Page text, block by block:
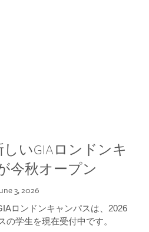
いGIAロンドンキ
今秋オープン
3, 2026
ロンドンキャンパスは、2026
の学生を現在受付中です。